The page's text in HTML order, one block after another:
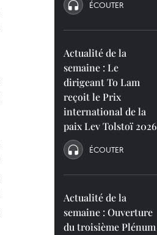
ÉCOUTER
Actualité de la
semaine : Le
dirigeant To Lam
reçoit le Prix
international de la
paix Lev Tolstoï 2026
ÉCOUTER
Actualité de la
semaine : Ouverture
du troisième Plénum